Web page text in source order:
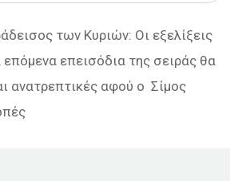
των Κυριών: Οι εξελίξεις
επόμενα επεισόδια της σειράς θα
ανατρεπτικές αφού ο Σίμος